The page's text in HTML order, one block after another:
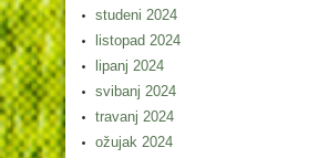
studeni 2024
listopad 2024
lipanj 2024
svibanj 2024
travanj 2024
ožujak 2024